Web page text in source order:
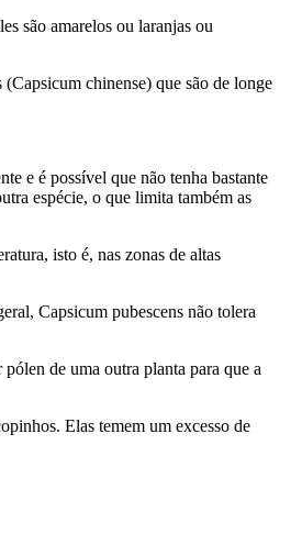
são amarelos ou laranjas ou
chinense) que são de longe
e é possível que não tenha bastante
espécie, o que limita também as
isto é, nas zonas de altas
Capsicum pubescens não tolera
de uma outra planta para que a
Elas temem um excesso de